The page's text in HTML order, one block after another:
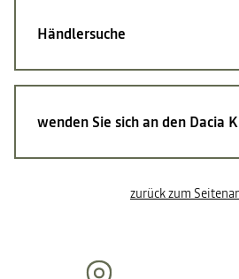
Händlersuche
wenden Sie sich an den Dacia
zurück zum